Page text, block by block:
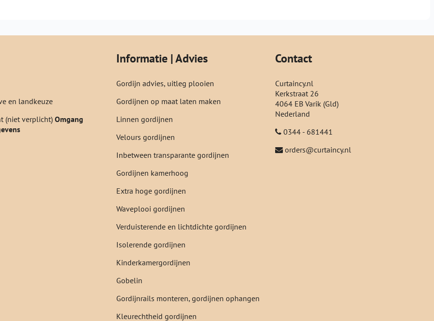
en landkeuze
(niet verplicht) Omgang
Informatie | Advies
Gordijn advies, uitleg plooien
Gordijnen op maat laten maken
Linnen gordijnen
Velours gordijnen
Inbetween transparante gordijnen
Gordijnen kamerhoog
Extra hoge gordijnen
Waveplooi gordijnen
Verduisterende en lichtdichte gordijnen
Isolerende gordijnen
Kinderkamergordijnen
Gobelin
Gordijnrails monteren, gordijnen ophangen
Kleurechtheid gordijnen
Contact
Curtaincy.nl
Kerkstraat 26
4064 EB Varik (Gld)
Nederland
0344 - 681441
orders@curtaincy.nl